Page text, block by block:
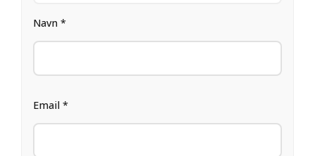
Navn *
Email *